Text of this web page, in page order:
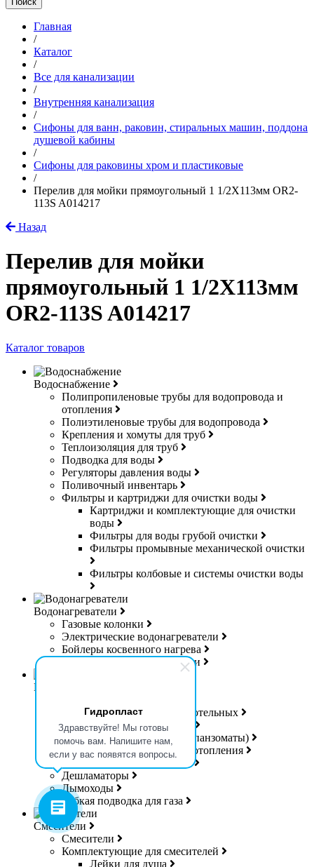
Гидропласт
Здравствуйте! Мы готовы
помочь вам. Напишите нам,
если у вас появятся вопросы.
Главная
/
Каталог
/
Все для канализации
/
Внутренняя канализация
/
Сифоны для ванн, раковин, стиральных машин, поддона
душевой кабины
/
Сифоны для раковины хром и пластиковые
/
Перелив для мойки прямоугольный 1 1/2Х113мм OR2-
113S A014217
Назад
Перелив для мойки
прямоугольный 1 1/2Х113мм
OR2-113S A014217
Каталог товаров
Водоснабжение
Полипропиленовые трубы для водопровода и
отопления
Полиэтиленовые трубы для водопровода
Крепления и хомуты для труб
Теплоизоляция для труб
Подводка для воды
Регуляторы давления воды
Поливочный инвентарь
Фильтры и картриджи для очистки воды
Картриджи и комплектующие для очистки
воды
Фильтры для воды грубой очистки
Фильтры промывные механической очистки
Фильтры колбовые и системы очистки воды
Водонагреватели
Газовые колонки
Электрические водонагреватели
Бойлеры косвенного нагрева
Проточные водонагреватели
Котельное оборудование
Группы безопасности для котельных
Коллекторы для котельных
Расширительные баки (Экспанзоматы)
Теплоносители для систем отопления
Управляющая электроника
Дешламаторы
Дымоходы
Гибкая подводка для газа
Смесители
Смесители
Комплектующие для смесителей
Лейки для душа